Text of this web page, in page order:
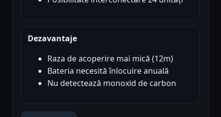
Dezavantaje
Raza de acoperire mai mică (12m)
Bateria necesită înlocuire anuală
Nu detectează monoxid de carbon